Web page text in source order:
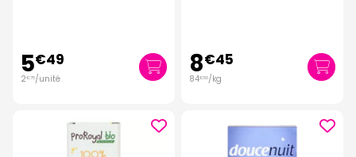
5€49
2€75/unité 8€45
84€50/kg